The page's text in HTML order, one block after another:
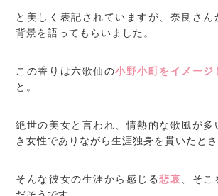
と美しく表記されていますが、奈良さん
背景を語ってもらいました。
この香りは六歌仙の小野小町をイメージ
と。
絶世の美女と言われ、情熱的な歌風が多
き女性でありながら生涯独身を貫いたとさ
そんな彼女の生涯から感じる悲哀 、そ